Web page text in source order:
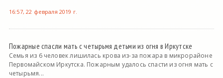
16:57, 22 февраля 2019 г.
Пожарные спасли мать с четырьмя детьми из огня в Иркутске
Семья из 6 человек лишилась крова из-за пожара в микрорайоне
Первомайском Иркутска. Пожарным удалось спасти из огня мать с
четырьмя...